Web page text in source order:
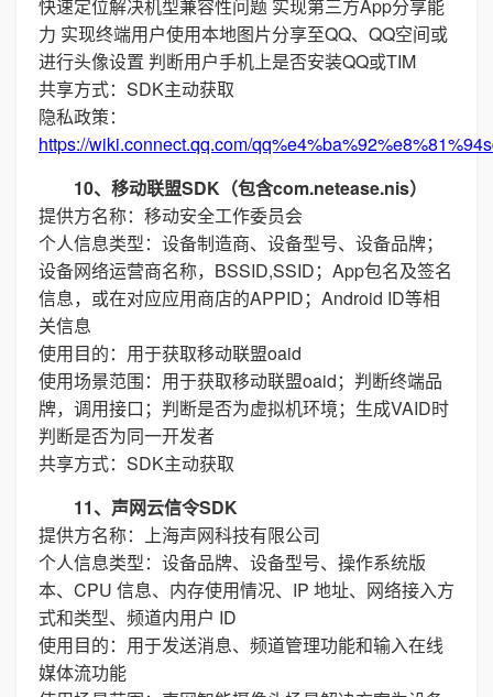
快速定位解决机型兼容性问题 实现第三方App分享能
力 实现终端用户使用本地图片分享至QQ、QQ空间或
进行头像设置 判断用户手机上是否安装QQ或TIM
共享方式：SDK主动获取
隐私政策：
https://wiki.connect.qq.com/
10、移动联盟SDK（包含com.netease.nis）
提供方名称：移动安全工作委员会
个人信息类型：设备制造商、设备型号、设备品牌；
设备网络运营商名称，BSSID,SSID；App包名及签名
信息，或在对应应用商店的APPID；Android ID等相
关信息
使用目的：用于获取移动联盟oaid
使用场景范围：用于获取移动联盟oaid；判断终端品
牌，调用接口；判断是否为虚拟机环境；生成VAID时
判断是否为同一开发者
共享方式：SDK主动获取
11、声网云信令SDK
提供方名称：上海声网科技有限公司
个人信息类型：设备品牌、设备型号、操作系统版
本、CPU 信息、内存使用情况、IP 地址、网络接入方
式和类型、频道内用户 ID
使用目的：用于发送消息、频道管理功能和输入在线
媒体流功能